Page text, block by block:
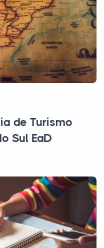
de Turismo
Sul EaD